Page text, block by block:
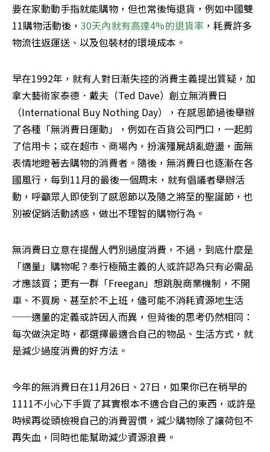
要在家動動手指就能購物，但也常後悔退貨，例如中國雙
11購物活動後， 30天內就有高達4%的退貨率 ，耗費許多
物流往返運送、以及包裝材的環境成本。
早在1992年，就有人對日漸失控的消費主義提出質疑，加
拿大藝術家泰德．戴夫（Ted Dave）創立無消費日
（International Buy Nothing Day），在感恩節過後舉辦
了各種「無消費日運動」，例如在百貨公司門口，一起剪
了信用卡；或在超市、商場內，扮演殭屍胡亂遊盪，面無
表情地瞪著去購物的消費者。隨後，無消費日也逐漸在各
國風行，每到11月的最後一個周末，就有倡議者舉辦活
動，呼籲眾人即使到了感恩節以及隨之將至的聖誕節，也
別被促銷活動誘惑，做出不理智的購物行為。
無消費日立意在提醒人們別過度消費，不過，到底什麼是
「適量」購物呢？奉行極簡主義的人或許認為只有必需品
才應該買；更有一群「Freegan」想跳脫商業機制，不開
車、不買房、甚至於不上班，儘可能不消耗資源地生活
──適量的定義或許因人而異，但背後的思考仍然相同：
每次做決定時，都選擇最適合自己的物品、生活方式，就
是減少過度消費的好方法。
今年的無消費日在11月26日、27日，如果你已在稍早的
1111不小心下手買了其實根本不適合自己的東西，或許是
時候再從頭檢視自己的消費習慣，減少購物除了讓荷包不
再失血，同時也能幫助減少資源浪費。